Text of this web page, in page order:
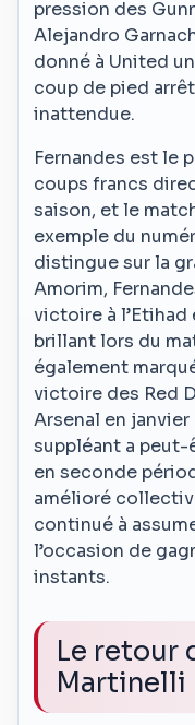
pression des
Alejandro
donné à United
coup de pied
inattendue.
Fernandes est le
coups francs
saison, et le
exemple du
distingue sur la
Amorim,
victoire à
brillant lors du
également
victoire des Red
Arsenal en
suppléant a
en seconde
amélioré
continué à
l’occasion de
instants.
Le retour
Martinelli